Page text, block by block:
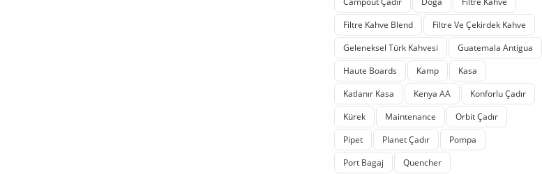
Filtre Kahve Blend
Filtre Ve Çekirdek Kahve
Geleneksel Türk Kahvesi
Guatemala Antigua
Haute Boards
Kamp
Kasa
Katlanır Kasa
Kenya AA
Konforlu Çadır
Kürek
Maintenance
Orbit Çadır
Pipet
Planet Çadır
Pompa
Port Bagaj
Quencher